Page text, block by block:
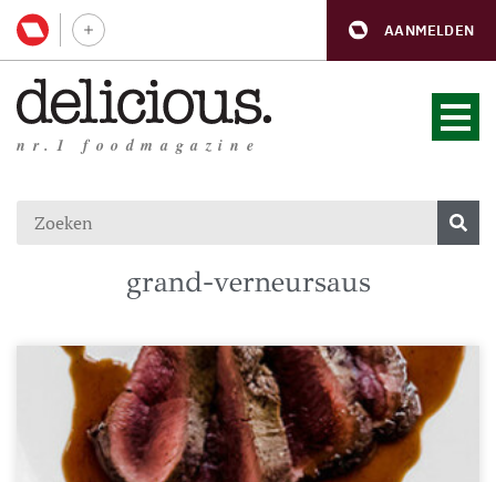
AANMELDEN
nr.1 foodmagazine
grand-verneursaus